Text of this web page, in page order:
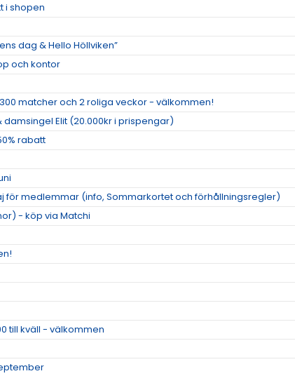
i shopen
dag & Hello Höllviken”
och kontor
matcher och 2 roliga veckor - välkommen!
Elit (20.000kr i prispengar)
rabatt
för medlemmar (info, Sommarkortet och förhållningsregler)
- köp via Matchi
till kväll - välkommen